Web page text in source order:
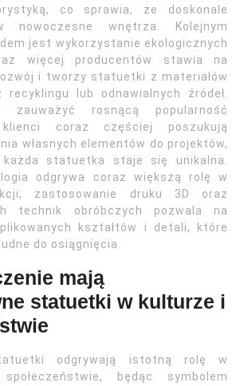
co sprawia, że doskonale
wnętrza. Kolejnym
jest wykorzystanie ekologicznych
więcej producentów stawia na
i tworzy statuetki z materiałów
recyklingu lub odnawialnych źródeł.
zauważyć rosnącą popularność
klienci coraz częściej poszukują
własnych elementów do projektów,
statuetka staje się unikalna.
odgrywa coraz większą rolę w
zastosowanie druku 3D oraz
technik obróbczych pozwala na
kształtów i detali, które
do osiągnięcia.
mają
statuetki w kulturze i
odgrywają istotną rolę w
będąc symbolem